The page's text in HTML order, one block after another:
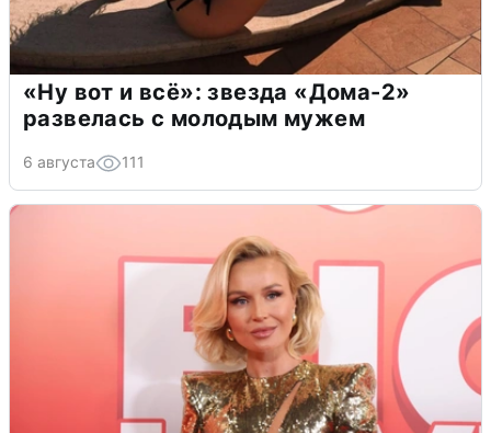
«Ну вот и всё»: звезда «Дома-2»
развелась с молодым мужем
6 августа 111